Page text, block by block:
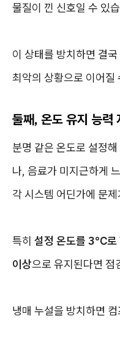
물질이 낀 신호일 수 있
이 상태를 방치하면 결
최악의 상황으로 이어질
둘째, 온도 유지 능력
분명 같은 온도로 설정
나, 음료가 미지근하게
각 시스템 어딘가에 문
특히 설정 온도를 3℃로
이상으로 유지된다면 점
냉매 누설을 방치하면